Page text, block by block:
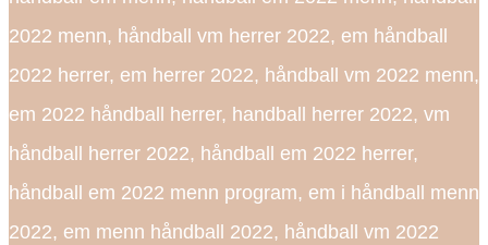
2022 menn, håndball vm herrer 2022, em håndball
2022 herrer, em herrer 2022, håndball vm 2022 menn,
em 2022 håndball herrer, handball herrer 2022, vm
håndball herrer 2022, håndball em 2022 herrer,
håndball em 2022 menn program, em i håndball menn
2022, em menn håndball 2022, håndball vm 2022